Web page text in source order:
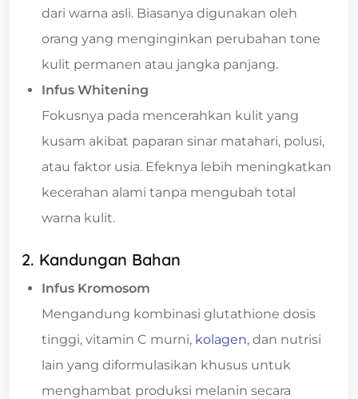
dari warna asli. Biasanya digunakan oleh
orang yang menginginkan perubahan tone
kulit permanen atau jangka panjang.
Infus Whitening
Fokusnya pada mencerahkan kulit yang
kusam akibat paparan sinar matahari, polusi,
atau faktor usia. Efeknya lebih meningkatkan
kecerahan alami tanpa mengubah total
warna kulit.
2. Kandungan Bahan
Infus Kromosom
Mengandung kombinasi glutathione dosis
tinggi, vitamin C murni, kolagen, dan nutrisi
lain yang diformulasikan khusus untuk
menghambat produksi melanin secara